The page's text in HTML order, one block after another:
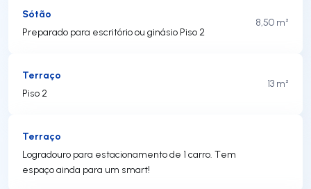
Sótão
Preparado para escritório ou ginásio Piso 2
8,50 m²
Terraço
Piso 2
13 m²
Terraço
Logradouro para estacionamento de 1 carro. Tem
espaço ainda para um smart!